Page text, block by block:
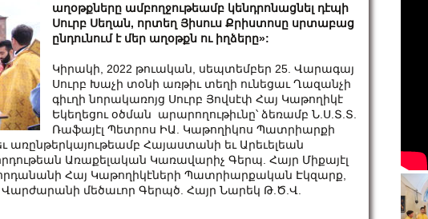
աղօթքները ամբողջութեամբ կենդրոնացնել դէպի
Սուրբ Սեղան, որտեղ Յիսուս Քրիստոսը սրտաբաց
ընդունում է մեր աղօթքն ու իղձերը»:
Կիրակի, 2022 թուական, սեպտեմբեր 25. Վարագայ
Սուրբ Խաչի տօնի առթիւ տեղի ունեցաւ Ղազանչի
գիւղի նորակառոյց Սուրբ Յովսէփ Հայ Կաթողիկէ
Եկեղեցու օծման արարողութիւնը՝ ձեռամբ Ն.Ս.Տ.Տ.
Ռաֆայէլ Պետրոս ԻԱ. Կաթողիկոս Պատրիարքի
առընթերկայութեամբ Հայաստանի եւ Արեւելեան
Առաքելական Կառավարիչ Գերպ. Հայր Միքայէլ
Հայ Կաթողիկէների Պատրիարքական Էկզարք,
մեծաւոր Գերպծ. Հայր Նարեկ Թ.Ծ.Վ.